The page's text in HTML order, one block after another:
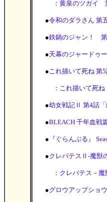
： 黄泉のツガイ
●令和のダラさん 第
●鉄鍋のジャン！
●天幕のジャードゥ
●これ描いて死ね 第
： これ描いて死
●幼女戦記Ⅱ 第4話
●BLEACH 千年血戦
● 『ぐらんぶる』
●クレバテスⅡ-魔獣
： クレバテス－
●グロウアップショ